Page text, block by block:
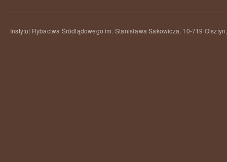
Instytut Rybactwa Śródlądowego im. Stanisława Sakowicza, 10-719